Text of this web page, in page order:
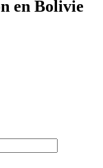
en Bolivie